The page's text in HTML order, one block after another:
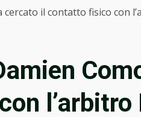
il contatto fisico con
l’arbitro